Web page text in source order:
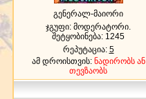
გენერალ-მაიორი
ჯგუფი: მოდერატორი.
შეტყობინება: 1245
რეპუტაცია: 5
ამ დროისთვის: ნადირობს ან
თევზაობს